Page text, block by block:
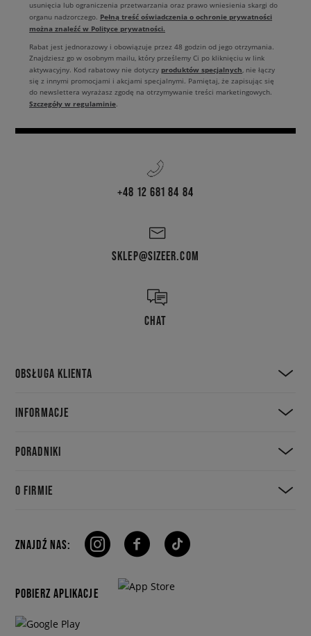
usunięcia lub ograniczenia przetwarzania oraz prawo wniesienia skargi do
organu nadzorczego. Pełną treść oświadczenia o ochronie prywatności
można znaleźć w Polityce prywatności.
Rabat jest jednorazowy i obowiązuje przez 48 godzin od jego otrzymania.
Znajdziesz go w osobnym mailu, który prześlemy Ci po kliknięciu w link
aktywacyjny. Kod rabatowy nie dotyczy produktów specjalnych, nie łączy
się z innymi promocjami i akcjami specjalnymi. Pamiętaj, że zapisując się
do newslettera wyrażasz zgodę na otrzymywanie treści marketingowych.
Szczegóły w regulaminie.
+48 12 681 84 84
SKLEP@SIZEER.COM
CHAT
OBSŁUGA KLIENTA
INFORMACJE
PORADNIKI
O FIRMIE
ZNAJDŹ NAS:
POBIERZ APLIKACJE